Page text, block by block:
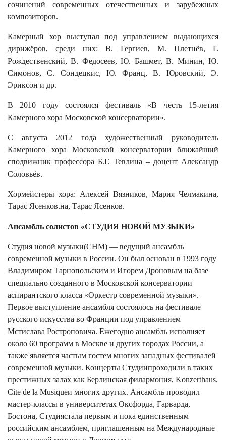
сочинений современных отечественных и зарубежных
композиторов.
Камерный хор выступал под управлением выдающихся
дирижёров, среди них: В. Гергиев, М. Плетнёв, Г.
Рождественский, В. Федосеев, Ю. Башмет, В. Минин, Ю.
Симонов, С. Сондецкис, Ю. Франц, В. Юровский, Э.
Эриксон и др.
В 2010 году состоялся фестиваль «В честь 15-летия
Камерного хора Московской консерватории».
С августа 2012 года художественный руководитель
Камерного хора Московской консерватории ближайший
сподвижник профессора Б.Г. Тевлина – доцент Александр
Соловьёв.
Хормейстеры хора: Алексей Вязников, Мария Челмакина,
Тарас Ясенков.на, Тарас Ясенков.
Ансамбль солистов «СТУДИЯ НОВОЙ МУЗЫКИ»
Студия новой музыки(СНМ) — ведущий ансамбль
современной музыки в России. Он был основан в 1993 году
Владимиром Тарнопольским и Игорем Дроновым на базе
специально созданного в Московской консерватории
аспирантского класса «Оркестр современной музыки».
Первое выступление ансамбля состоялось на фестивале
русского искусства во Франции под управлением
Мстислава Ростроповича. Ежегодно ансамбль исполняет
около 60 программ в Москве и других городах России, а
также является частым гостем многих западных фестивалей
современной музыки. Концерты Студиипроходили в таких
престижных залах как Берлинская филармония, Konzerthaus,
Cite de la Musiqueи многих других. Ансамбль проводил
мастер-классы в университетах Оксфорда, Гарварда,
Бостона, Студиястала первым и пока единственным
российским ансамблем, приглашенным на Международные